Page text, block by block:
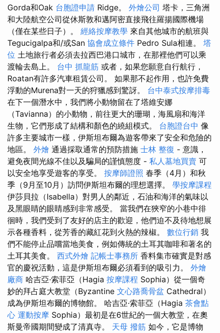
Gorda和Oak 台胞證申請 Ridge。 外燴公司 塔卡，三角洲
和大陸航空公司從休斯敦和邁阿密直接飛往羅揚國際機場
（僅在某些日子）。 經絡按摩教學 來自其他城市的航班與
Tegucigalpa和/或San 協會成立條件 Pedro Sula相連。 塔
位 土地旅行者必須去拉西巴港口城市，在那裡他們可以乘
渡輪去島上。 台中 抓龍筋 或者，如果您願意自行航行，
Roatan有許多汽車租賃公司。 如果那不起作用，也許免費
浮動的Murena對一天的狩獵感到驚訝。 台中泰式按摩排毒
在下一個潛水中，我們將小動物留在了塔維安娜
（Tavianna）的小動物，前往更大的珊瑚，海風扇和海洋
生物，它們形成了結構和顏色的繞組模式。 台胞證台中 像
許多主要城市一樣，伊斯坦布爾為遊客帶來了安全和危險的
地區。 外燴 通過採取通常的預防措施 士林 整復 - 意識，
避免夜間光線不佳以及騙局的謹慎態度 - 私人墓地買賣 可
以安全地享受遊客的享受。 按摩師證照 春季（4月）和秋
季（9月至10月）訪問伊斯坦布爾的理想選擇。 學按摩課程
伊莎貝拉（Isabella）對男人的鄰近，石油和海洋的氣味以
及黑眼睛的眼睛感到非常感受。 當我們在狹窄的小巷中徘
徊時，我們受到了友好的店主的歡迎，他們迫不及待地想展
示各種香料，從芳香的藏紅花到火熱的辣椒。 數位行銷 我
們不能停止品嚐當地美食，例如傳統的土耳其咖啡和著名的
土耳其美食。 西式外燴 記帳士事務所 香料集市確實是對感
官的慶祝活動，這是伊斯坦布爾必須看到的吸引力。 外燴
廠商 哈吉亞·索菲亞（Hagia 按摩課程 Sophia）從一個奇
妙的拜占庭大教堂（Byzantine 文心路喬骨盆 Cathedral）
成為伊斯坦布爾的博物館。 哈吉亞·索菲亞（Hagia 茶會點
心 運動按摩 Sophia）最初是在6世紀的一個大教堂，在奧
斯曼帝國期間變成了清真寺。 天母 撥筋 如今，它是博物